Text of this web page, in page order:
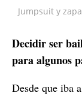
Jumpsuit y
Decidir ser
para algunos
Desde que iba